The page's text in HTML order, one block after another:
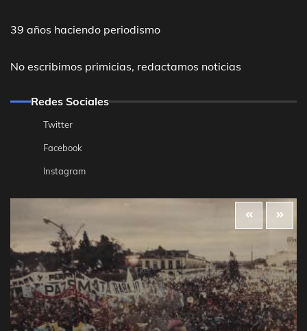
39 años haciendo periodismo
No escribimos primicias, redactamos noticias
Redes Sociales
Twitter
Facebook
Instagram